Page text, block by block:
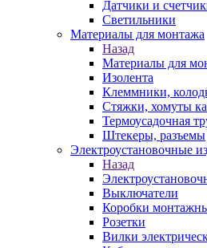
Датчики и
Светильники
Материалы для монтажа
Назад
Материалы для
Изолента
Клеммники,
Стяжки, хомуты
Термоусадочная
Штекеры, разъемы
Электроустановочные
Назад
Выключатели
Коробки
Розетки
Вилки